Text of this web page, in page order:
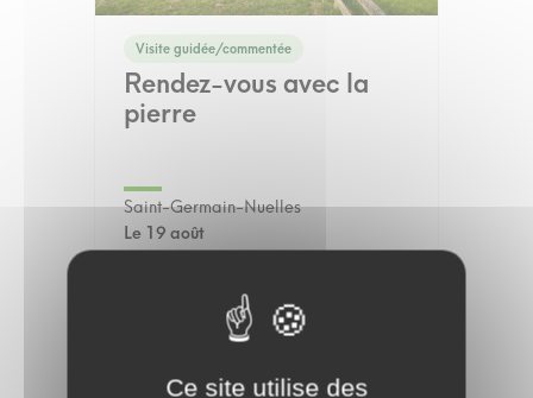
Visite guidée/commentée
Rendez-vous avec la
pierre
Saint-Germain-Nuelles
Le 19 août
Ce site utilise des